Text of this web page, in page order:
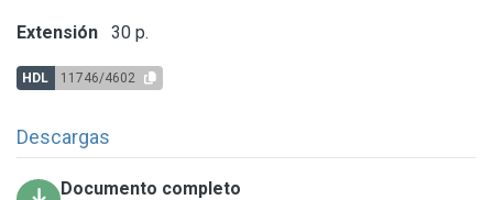
Extensión 30 p.
HDL 11746/4602
Descargas
Documento completo